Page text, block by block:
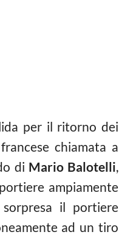
per il ritorno dei
chiamata a
di Mario Balotelli,
ampiamente
il portiere
ad un tiro